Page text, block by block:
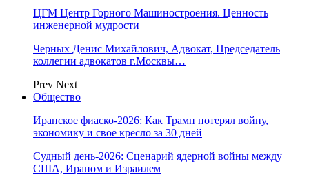
ЦГМ Центр Горного Машиностроения. Ценность
инженерной мудрости
Черных Денис Михайлович, Адвокат, Председатель
коллегии адвокатов г.Москвы…
Prev Next
Общество
Иранское фиаско-2026: Как Трамп потерял войну,
экономику и свое кресло за 30 дней
Судный день-2026: Сценарий ядерной войны между
США, Ираном и Израилем